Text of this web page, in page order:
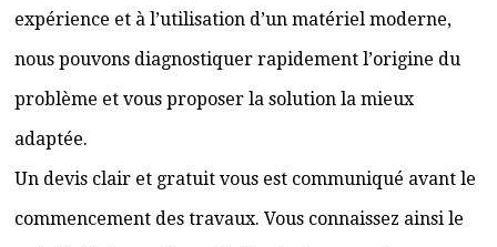
expérience et à l’utilisation d’un matériel moderne,
nous pouvons diagnostiquer rapidement l’origine du
problème et vous proposer la solution la mieux
adaptée.
Un devis clair et gratuit vous est communiqué avant le
commencement des travaux. Vous connaissez ainsi le